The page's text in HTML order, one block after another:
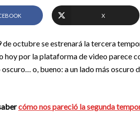
X
octubre se estrenará la tercera
hoy por la plataforma de video parece
o, bueno: a un lado más oscuro
cómo nos pareció la segunda